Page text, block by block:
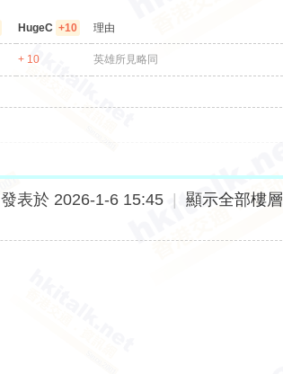
HugeC +10 理由
+ 10 英雄所見略同
發表於 2026-1-6 15:45 顯示全部樓層